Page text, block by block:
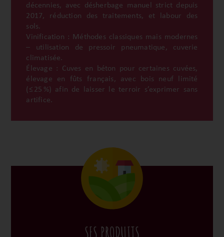
décennies, avec désherbage manuel strict depuis
2017, réduction des traitements, et labour des
sols.
Vinification : Méthodes classiques mais modernes
– utilisation de pressoir pneumatique, cuverie
climatisée.
Élevage : Cuves en béton pour certaines cuvées,
élevage en fûts français, avec bois neuf limité
(≤ 25 %) afin de laisser le terroir s’exprimer sans
artifice.
SES PRODUITS